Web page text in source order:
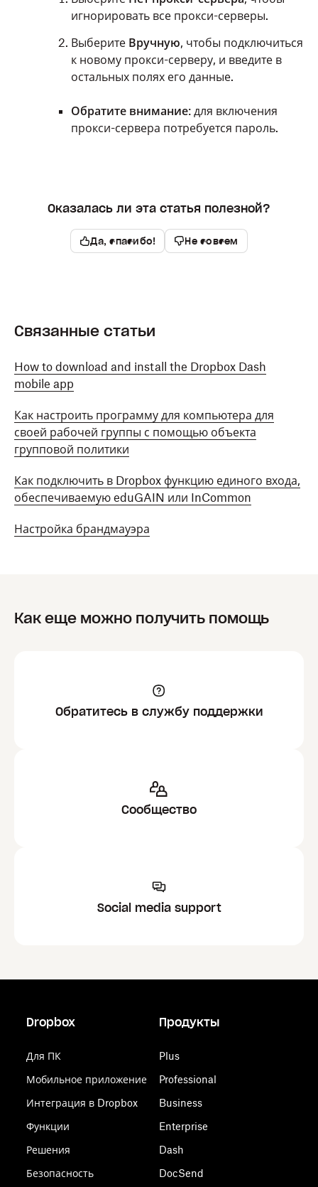
игнорировать все прокси-серверы.
Выберите Вручную, чтобы подключиться
к новому прокси-серверу, и введите в
остальных полях его данные.
Обратите внимание: для включения
прокси-сервера потребуется пароль.
Оказалась ли эта статья полезной?
Да, спасибо! Не совсем
Связанные статьи
How to download and install the Dropbox Dash
mobile app
Как настроить программу для компьютера для
своей рабочей группы с помощью объекта
групповой политики
Как подключить в Dropbox функцию единого входа,
обеспечиваемую eduGAIN или InCommon
Настройка брандмауэра
Как еще можно получить помощь
Обратитесь в службу поддержки
Сообщество
Social media support
Dropbox
Для ПК
Мобильное приложение
Интеграция в Dropbox
Функции
Решения
Безопасность
Продукты
Plus
Professional
Business
Enterprise
Dash
DocSend